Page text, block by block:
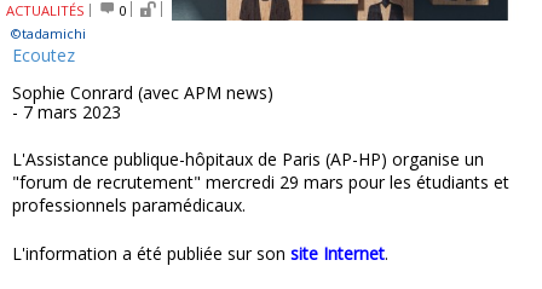
ACTUALITÉS
0
©tadamichi
Ecoutez
Sophie Conrard (avec APM news)
- 7 mars 2023
L'Assistance publique-hôpitaux de Paris (AP-HP) organise un
"forum de recrutement" mercredi 29 mars pour les étudiants et
professionnels paramédicaux.
L'information a été publiée sur son site Internet.